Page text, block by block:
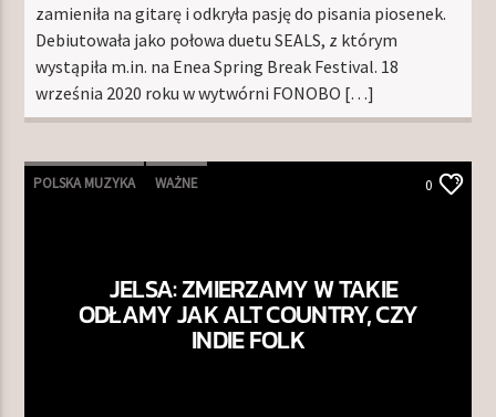
zamieniła na gitarę i odkryła pasję do pisania piosenek.
Debiutowała jako połowa duetu SEALS, z którym
wystąpiła m.in. na Enea Spring Break Festival. 18
września 2020 roku w wytwórni FONOBO […]
POLSKA MUZYKA WAŻNE 0
JELSA: ZMIERZAMY W TAKIE
ODŁAMY JAK ALT COUNTRY, CZY
INDIE FOLK